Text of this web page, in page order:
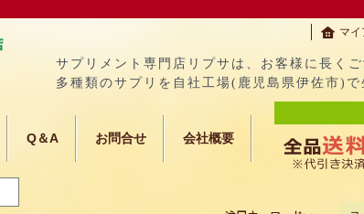
マイ
サプリメント専門店リプサは、お客様に長く
多種類のサプリを自社工場(鹿児島県伊佐市)
Q＆A お問合せ 会社概要